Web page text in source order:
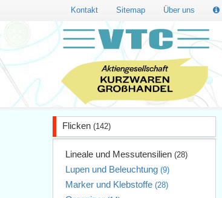
Kontakt Sitemap Über uns
Flicken (142)
Lineale und Messutensilien (28)
Lupen und Beleuchtung (9)
Marker und Klebstoffe (28)